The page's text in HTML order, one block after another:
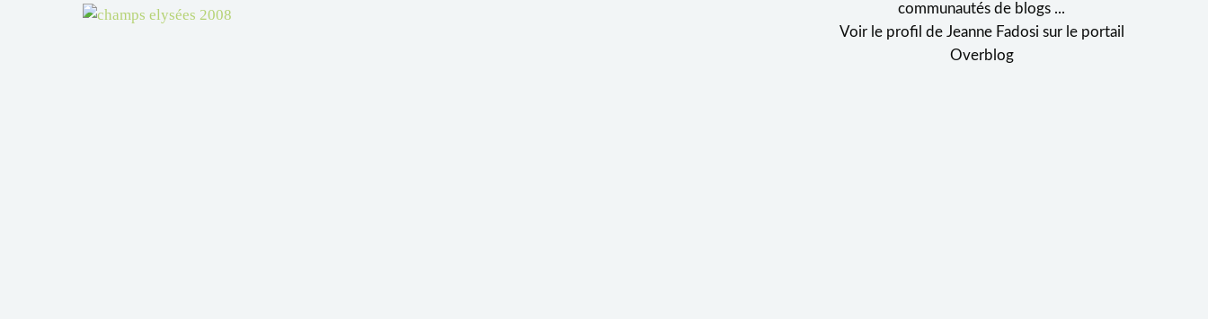
communautés de blogs ...
Voir le profil de Jeanne Fadosi sur le portail
Overblog